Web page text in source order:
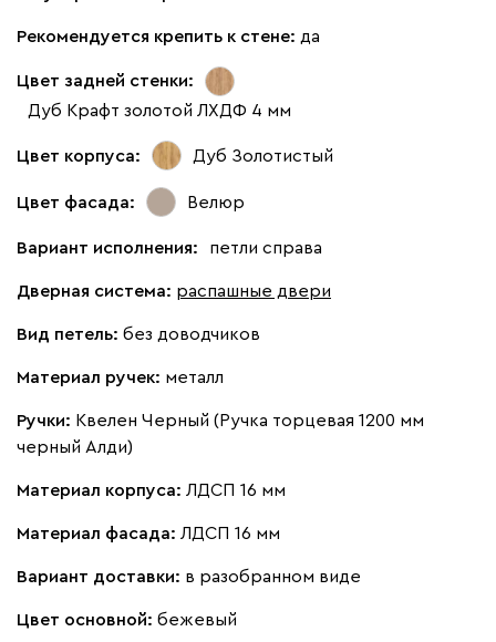
Рекомендуется крепить к стене: да
Цвет задней стенки:
Дуб Крафт золотой ЛХДФ 4 мм
Цвет корпуса: Дуб Золотистый
Цвет фасада: Велюр
Вариант исполнения: петли справа
Дверная система: распашные двери
Вид петель: без доводчиков
Материал ручек: металл
Ручки: Квелен Черный (Ручка торцевая 1200 мм
черный Алди)
Материал корпуса: ЛДСП 16 мм
Материал фасада: ЛДСП 16 мм
Вариант доставки: в разобранном виде
Цвет основной: бежевый